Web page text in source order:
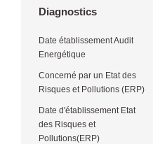
Diagnostics
Date établissement Audit
Energétique
Concerné par un Etat des
Risques et Pollutions (ERP)
Date d'établissement Etat
des Risques et
Pollutions(ERP)